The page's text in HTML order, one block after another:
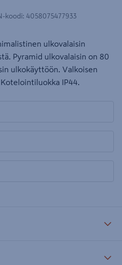
koodi: 4058075477933
ulkovalaisin
Pyramid ulkovalaisin on 80
ulkokäyttöön. Valkoisen
IP44.